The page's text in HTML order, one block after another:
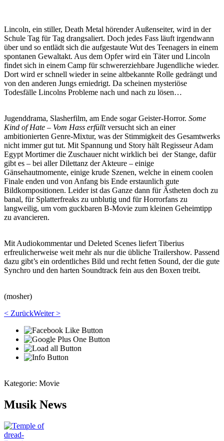
Lincoln, ein stiller, Death Metal hörender Außenseiter, wird in der
Schule Tag für Tag drangsaliert. Doch jedes Fass läuft irgendwann
über und so entlädt sich die aufgestaute Wut des Teenagers in einem
spontanen Gewaltakt. Aus dem Opfer wird ein Täter und Lincoln
findet sich in einem Camp für schwererziehbare Jugendliche wieder.
Dort wird er schnell wieder in seine altbekannte Rolle gedrängt und
von den anderen Jungs erniedrigt. Da scheinen mysteriöse
Todesfälle Lincolns Probleme nach und nach zu lösen…
Jugenddrama, Slasherfilm, am Ende sogar Geister-Horror. Some
Kind of Hate – Vom Hass erfülltversucht sich an einer
ambitionierten Genre-Mixtur, was der Stimmigkeit des Gesamtwerks
nicht immer gut tut. Mit Spannung und Story hält Regisseur Adam
Egypt Mortimer die Zuschauer nicht wirklich bei der Stange, dafür
gibt es – bei aller Dilettanz der Akteure – einige
Gänsehautmomente, einige krude Szenen, welche in einem coolen
Finale enden und von Anfang bis Ende erstaunlich gute
Bildkompositionen. Leider ist das Ganze dann für Ästheten doch zu
banal, für Splatterfreaks zu unblutig und für Horrorfans zu
langweilig, um vom guckbaren B-Movie zum kleinen Geheimtipp
zu avancieren.
Mit Audiokommentar und Deleted Scenes liefert Tiberius
erfreulicherweise weit mehr als nur die übliche Trailershow. Passend
dazu gibt’s ein ordentliches Bild und recht fetten Sound, der die gute
Synchro und den harten Soundtrack fein aus den Boxen treibt.
(mosher)
< ZurückWeiter >
Kategorie: Movie
Musik News